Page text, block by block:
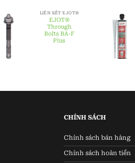
LIÊN KẾT EJOT®
EJOT®
Through
Bolts BA-F
Plus
CHÍNH SÁCH
Chính sách bán hàng
Chính sách hoàn tiền